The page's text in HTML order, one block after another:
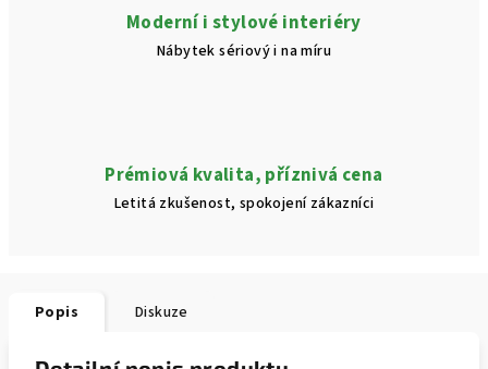
Moderní i stylové interiéry
Nábytek sériový i na míru
Prémiová kvalita, příznivá cena
Letitá zkušenost, spokojení zákazníci
Popis Diskuze